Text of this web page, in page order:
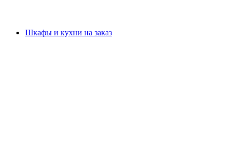
Шкафы и кухни на заказ